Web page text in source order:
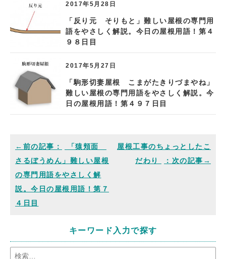
2017年5月28日
「反り元 そりもと」難しい屋根の専門用
語をやさしく解説。今日の屋根用語！第４
９８日目
2017年5月27日
「駒形切妻屋根 こまがたきりづまやね」
難しい屋根の専門用語をやさしく解説。今
日の屋根用語！第４９７日目
「猿頬面
さるぼうめん」難しい屋根
の専門用語をやさしく解
説。今日の屋根用語！第７
４日目
屋根工事のちょっとしたこ
だわり
キーワード入力で探す